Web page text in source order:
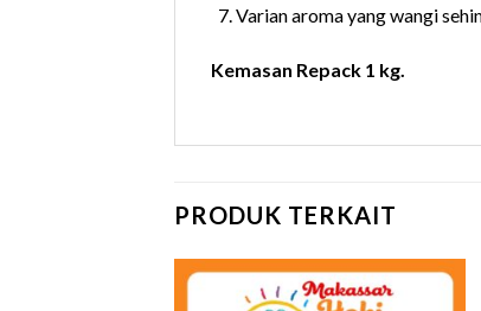
Varian aroma yang wangi
Kemasan Repack 1 kg.
PRODUK TERKAIT